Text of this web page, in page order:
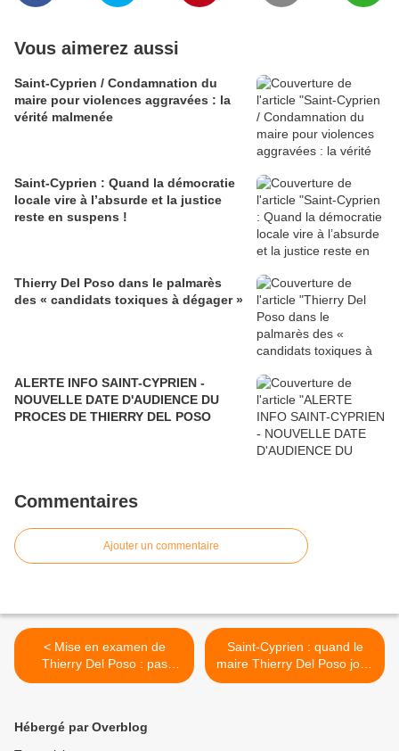
Vous aimerez aussi
Saint-Cyprien / Condamnation du
maire pour violences aggravées : la
vérité malmenée
Saint-Cyprien : Quand la démocratie
locale vire à l’absurde et la justice
reste en suspens !
Thierry Del Poso dans le palmarès
des « candidats toxiques à dégager »
ALERTE INFO SAINT-CYPRIEN -
NOUVELLE DATE D'AUDIENCE DU
PROCES DE THIERRY DEL POSO
Commentaires
Ajouter un commentaire
< Mise en examen de
Thierry Del Poso : pas
d’esprit revanchard mais
Saint-Cyprien : quand le
maire Thierry Del Poso joue
au bonneteau avec ses
Hébergé par Overblog